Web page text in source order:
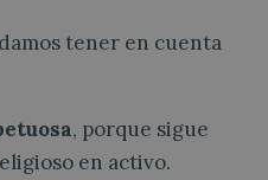
tener en cuenta
, porque sigue
en activo.